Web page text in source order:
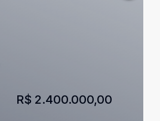
R$ 2.400.000,00